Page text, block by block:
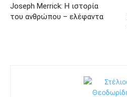
Joseph Merrick: Η ιστορία
του ανθρώπου – ελέφαντα